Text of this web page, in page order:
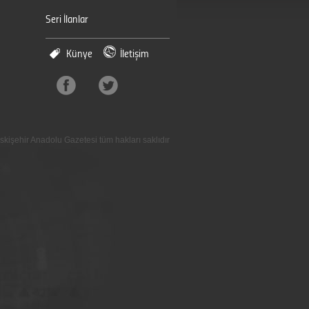
Seri İlanlar
Künye İletişim
Anadolu Gazetesi tüm hakları saklıdır